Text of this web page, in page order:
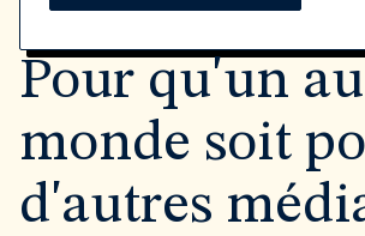
Pour qu'un
monde soit
d'autres